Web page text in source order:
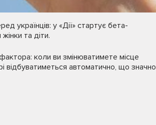
українців: у «Дії» стартує бета-
та діти.
коли ви змінюватимете місце
відбуватиметься автоматично, що значно